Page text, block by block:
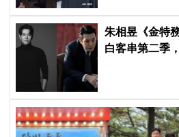
朱相昱《金特
白客串第二季